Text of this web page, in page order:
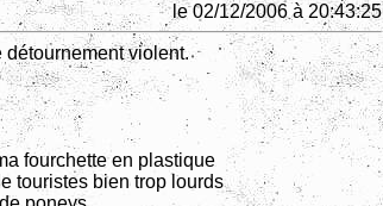
le 02/12/2006 à 20:43:25
détournement violent.
fourchette en plastique
touristes bien trop lourds